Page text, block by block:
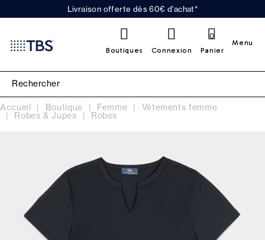
Livraison offerte dès 60€ d'achat*
Boutiques Connexion Panier
0
Menu
Accueil Boutique Femme Vêtements femme
Robes & Jupes Robes